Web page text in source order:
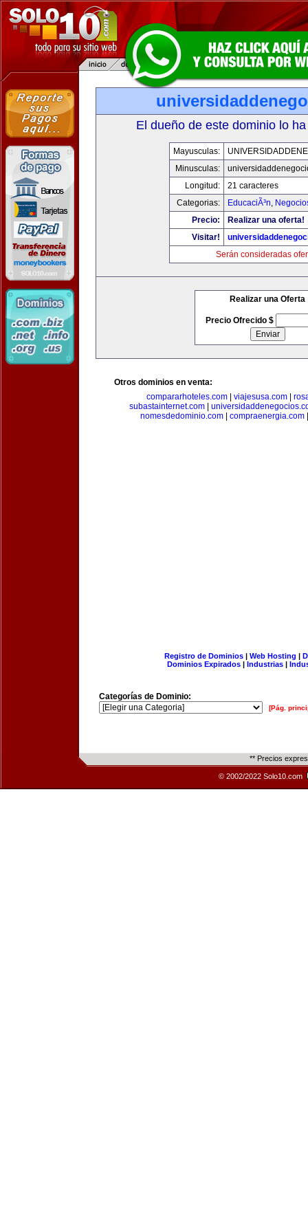
El dueño de este dominio lo
Mayusculas:
Minusculas:
Longitud:
21 caracteres
Categorias:
EducaciÃ³n,
Precio:
Realizar una oferta!
Visitar!
Serán consideradas
Realizar una Oferta
Precio Ofrecido $
Otros dominios en venta:
compararhoteles.com| viajesusa.com|
subastainternet.com|
nomesdedominio.com| compraenergia.com
Registro de Dominios| Web Hosting |
Dominios Expirados | Industrias |
Categorías de Dominio:
[Pág.
** Precios
© 2002/2022 Solo10.com